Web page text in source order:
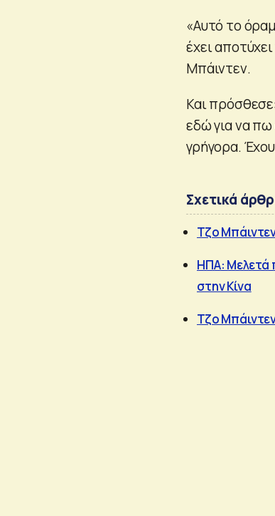
«Αυτό το
έχει
Μπάιντεν.
Και
εδώ για να πω
γρήγορα.
Σχετικά
Τζο
ΗΠΑ: Μελετά
στην Κίνα
Τζο